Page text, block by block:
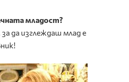
младост?
да изглеждаш млад е